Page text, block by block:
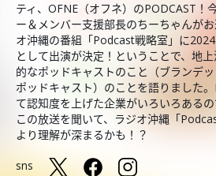
ティ、OFNE（オフネ）のPODCAST！
ー＆メンバー支援部長のちーちゃんが
オ沖縄の番組「Podcast戦略室」に
として出演が決定！ということで、地
的なポッドキャストのこと（ブランデ
ポッドキャスト）のことを語りました
て認知度を上げた企業がいろいろあるの
この放送を聞いて、ラジオ沖縄「
より理解が深まるかも！？
sns